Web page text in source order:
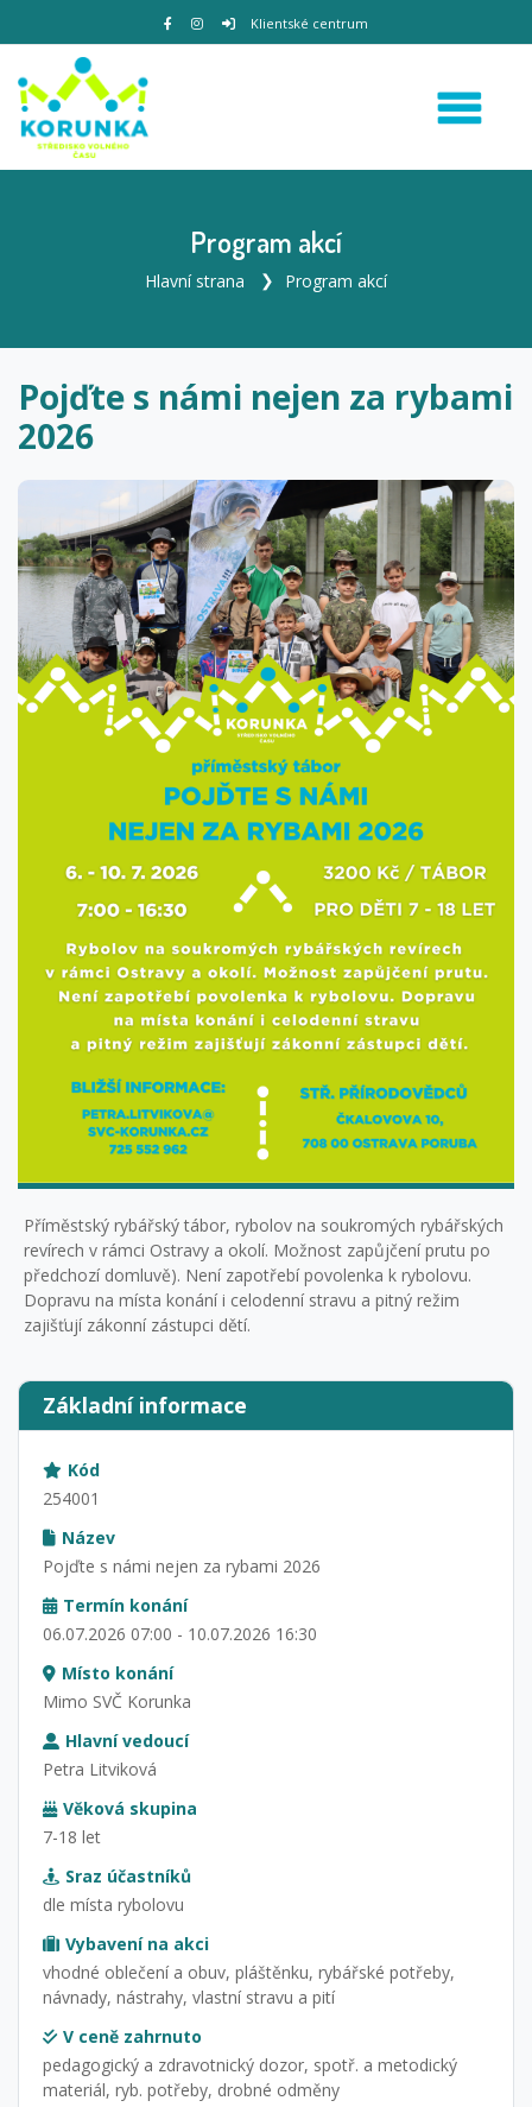
Klientské centrum
Program akcí
Hlavní strana Program akcí
Pojďte s námi nejen za rybami
2026
Příměstský rybářský tábor, rybolov na soukromých rybářských
revírech v rámci Ostravy a okolí. Možnost zapůjčení prutu po
předchozí domluvě). Není zapotřebí povolenka k rybolovu.
Dopravu na místa konání i celodenní stravu a pitný režim
zajišťují zákonní zástupci dětí.
Základní informace
Kód
254001
Název
Pojďte s námi nejen za rybami 2026
Termín konání
06.07.2026 07:00 - 10.07.2026 16:30
Místo konání
Mimo SVČ Korunka
Hlavní vedoucí
Petra Litviková
Věková skupina
7-18 let
Sraz účastníků
dle místa rybolovu
Vybavení na akci
vhodné oblečení a obuv, pláštěnku, rybářské potřeby,
návnady, nástrahy, vlastní stravu a pití
V ceně zahrnuto
pedagogický a zdravotnický dozor, spotř. a metodický
materiál, ryb. potřeby, drobné odměny